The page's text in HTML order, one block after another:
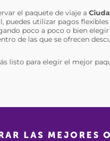
el paquete de viaje a
puedes utilizar pagos
poco a poco o bien
de las que se ofrecen
listo para elegir el mejor
LAS MEJORES